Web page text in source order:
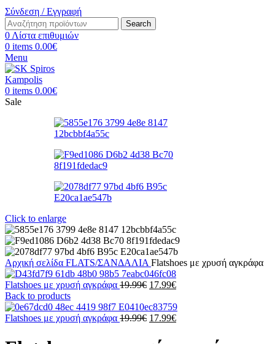
Σύνδεση / Εγγραφή
Search
0 Λίστα επιθυμιών
0 items 0.00€
Menu
0 items 0.00€
Sale
Click to enlarge
Αρχική σελίδα FLATS/ΣΑΝΔΑΛΙΑ Flatshoes με χρυσή αγκράφα
Flatshoes με χρυσή αγκράφα 19.99€ Original
was:
19.99€.
17.99€Η
τιμή
είναι:
Back to products
Flatshoes με χρυσή αγκράφα 19.99€ Original
was:
17.99€Η